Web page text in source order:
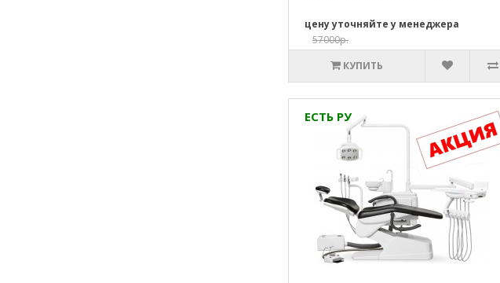
цену уточняйте у менеджера
57000р.
КУПИТЬ
ЕСТЬ РУ